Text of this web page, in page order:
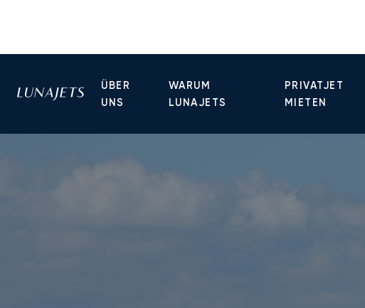
ÜBER
UNS
WARUM
LUNAJETS
PRIVATJET
MIETEN